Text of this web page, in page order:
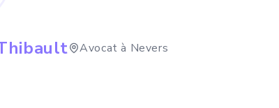
Avocat à Nevers